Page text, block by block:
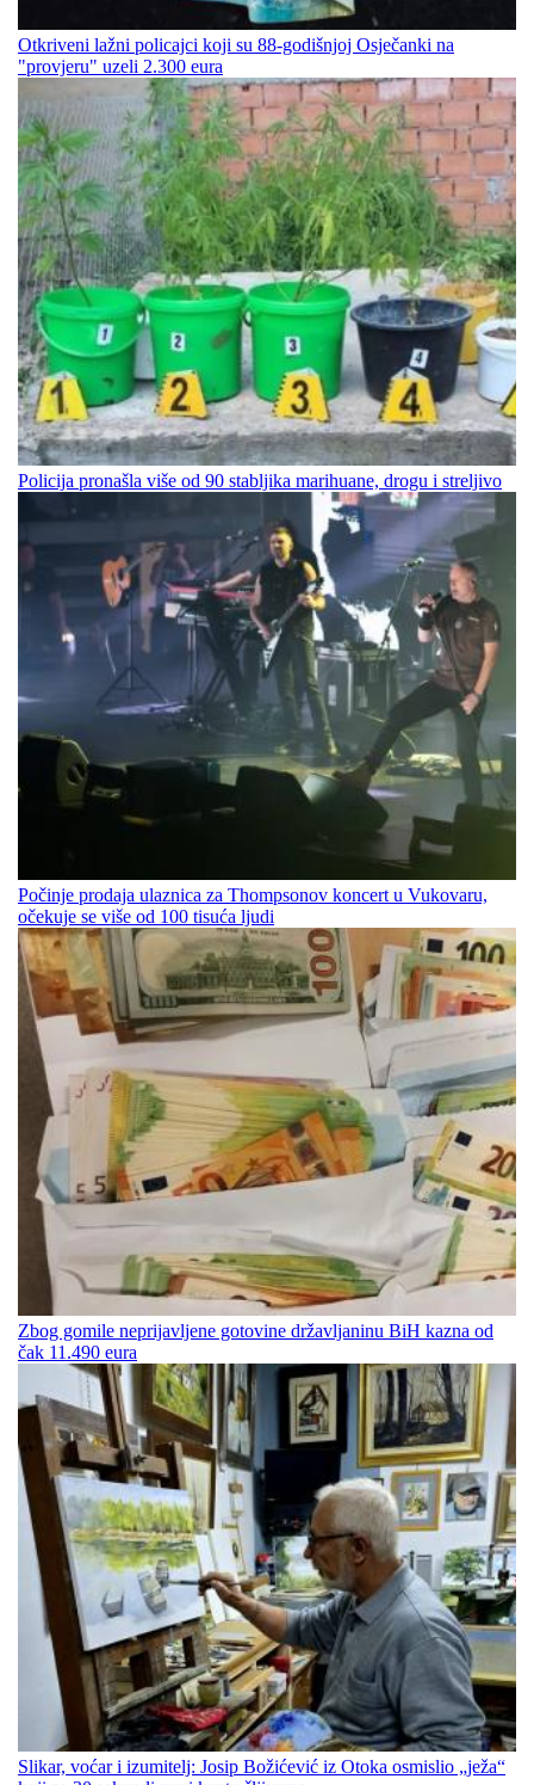
Otkriveni lažni policajci koji su 88-godišnjoj Osječanki na
"provjeru" uzeli 2.300 eura
Policija pronašla više od 90 stabljika marihuane, drogu i streljivo
Počinje prodaja ulaznica za Thompsonov koncert u Vukovaru,
očekuje se više od 100 tisuća ljudi
Zbog gomile neprijavljene gotovine državljaninu BiH kazna od
čak 11.490 eura
Slikar, voćar i izumitelj: Josip Božićević iz Otoka osmislio „ježa“